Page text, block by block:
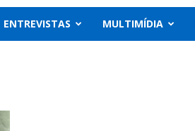
ENTREVISTAS MULTIMÍDIA